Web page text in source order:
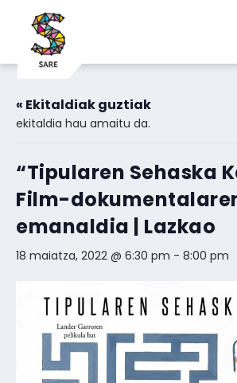
« Ekitaldiak guztiak
ekitaldia hau amaitu da.
“Tipularen Sehaska
Film-
emanaldia | Lazkao
18 maiatza, 2022 @ 6:30 pm - 8:00 pm